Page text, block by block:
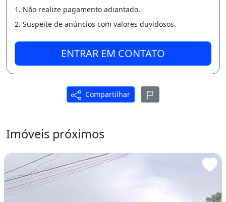
1. Não realize pagamento adiantado.
2. Suspeite de anúncios com valores duvidosos.
ENTRAR EM CONTATO
Compartilhar
Imóveis próximos